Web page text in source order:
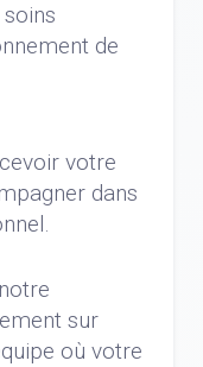
de
votre
dans
sur
où votre